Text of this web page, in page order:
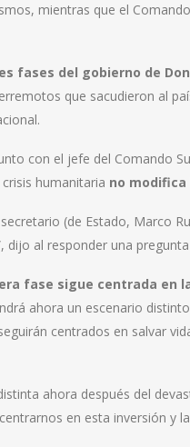
mientras que el
fases del gobierno de
que sacudieron al
con el jefe del Comando
humanitaria no
(de Estado, Marco
dijo al responder una
fase sigue centrada en
ahora un escenario
centrados en salvar
ahora después del
en esta inversión y